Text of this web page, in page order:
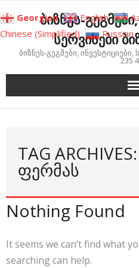
to
content
ბიზნეს-
სერვისები
ბიზნეს-გეგმები,
235
TAG
ᲤᲔᲠᲛᲐᲡ
Nothing Found
It seems we can’t find what
searching can help.
Georgian English
Chinese (Simplified)
Russian